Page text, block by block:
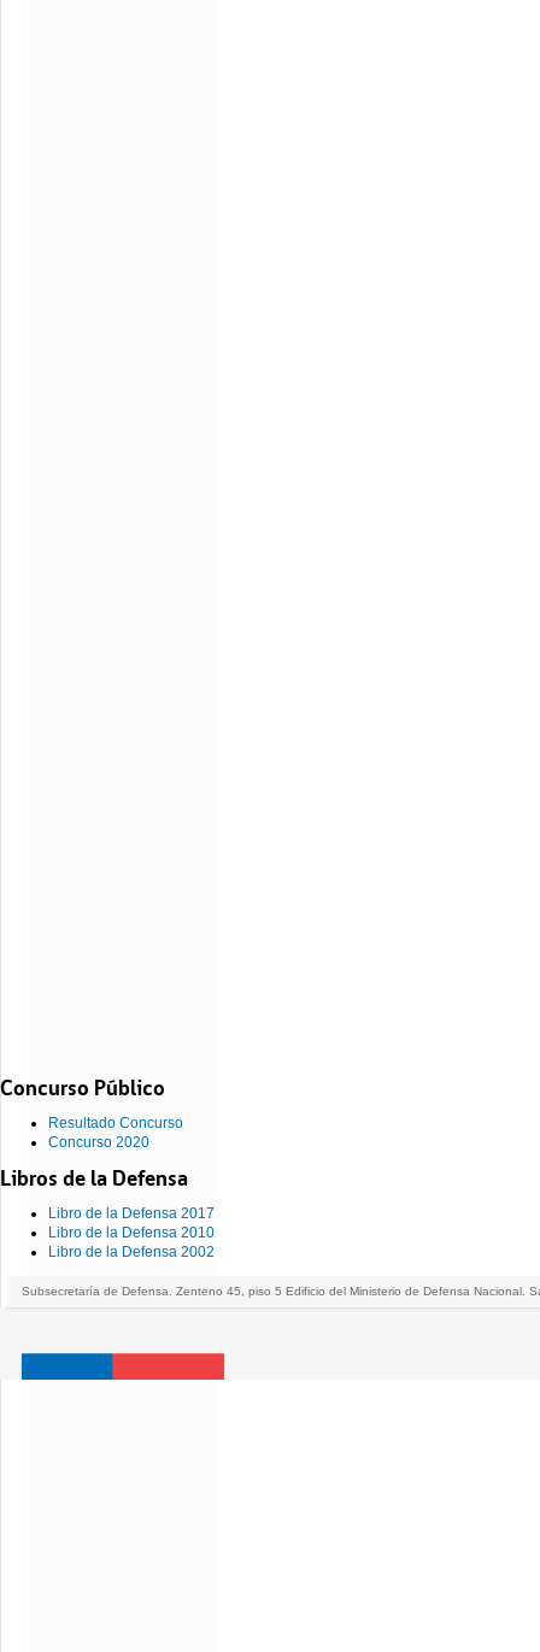
Concurso Público
Resultado Concurso
Concurso 2020
Libros de la Defensa
Libro de la Defensa 2017
Libro de la Defensa 2010
Libro de la Defensa 2002
Subsecretaría de Defensa. Zenteno 45, piso 5 Edificio del Ministerio de Defensa Nacional.